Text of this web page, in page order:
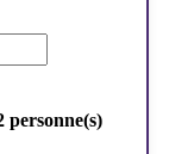
personne(s)